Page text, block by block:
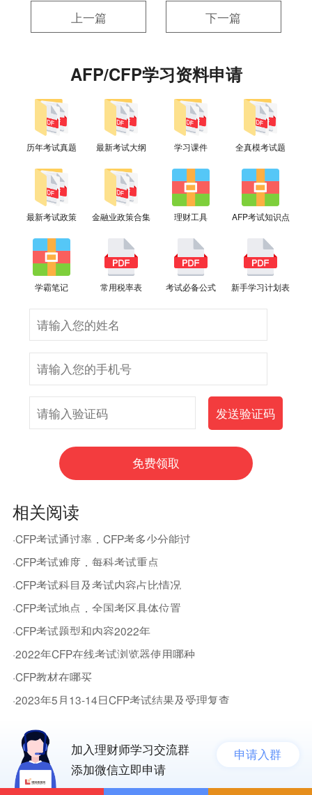
上一篇 下一篇
AFP/CFP学习资料申请
历年考试真题 最新考试大纲 学习课件 全真模考试题
最新考试政策 金融业政策合集 理财工具 AFP考试知识点
学霸笔记 常用税率表 考试必备公式 新手学习计划表
相关阅读
·CFP考试通过率，CFP考多少分能过
·CFP考试难度，每科考试重点
·CFP考试科目及考试内容占比情况
·CFP考试地点，全国考区具体位置
·CFP考试题型和内容2022年
·2022年CFP在线考试浏览器使用哪种
·CFP教材在哪买
·2023年5月13-14日CFP考试结果及受理复查
加入理财师学习交流群
添加微信立即申请
申请入群